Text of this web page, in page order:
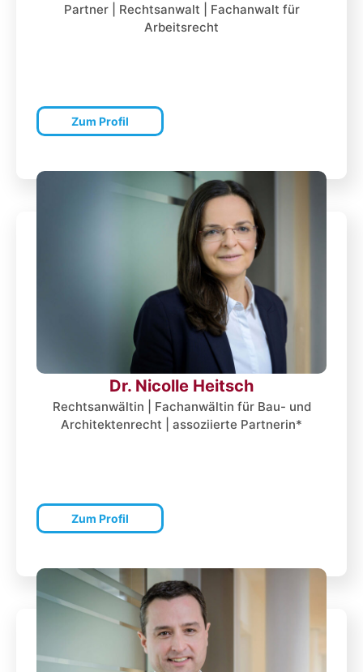
Partner | Rechtsanwalt | Fachanwalt für
Arbeitsrecht
Zum Profil
Dr. Nicolle Heitsch
Rechtsanwältin | Fachanwältin für Bau- und
Architektenrecht | assoziierte Partnerin*
Zum Profil